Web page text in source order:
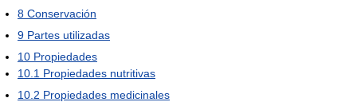
8 Conservación
9 Partes utilizadas
10 Propiedades
10.1 Propiedades nutritivas
10.2 Propiedades medicinales